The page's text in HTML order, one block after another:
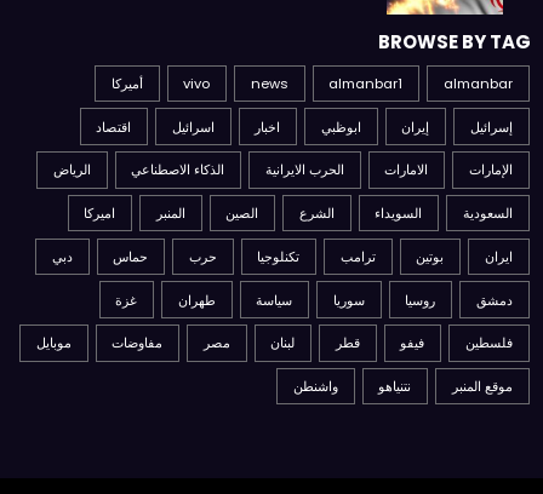
BROWSE BY TAG
almanbar
almanbar1
news
vivo أميركا
إسرائيل إيران ابوظبي اخبار اسرائيل اقتصاد
الإمارات الامارات الحرب الايرانية الذكاء الاصطناعي الرياض
السعودية السويداء الشرع الصين المنبر اميركا
ايران بوتين ترامب تكنلوجيا حرب حماس دبي
دمشق روسيا سوريا سياسة طهران غزة
فلسطين فيفو قطر لبنان مصر مفاوضات موبايل
موقع المنبر نتنياهو واشنطن